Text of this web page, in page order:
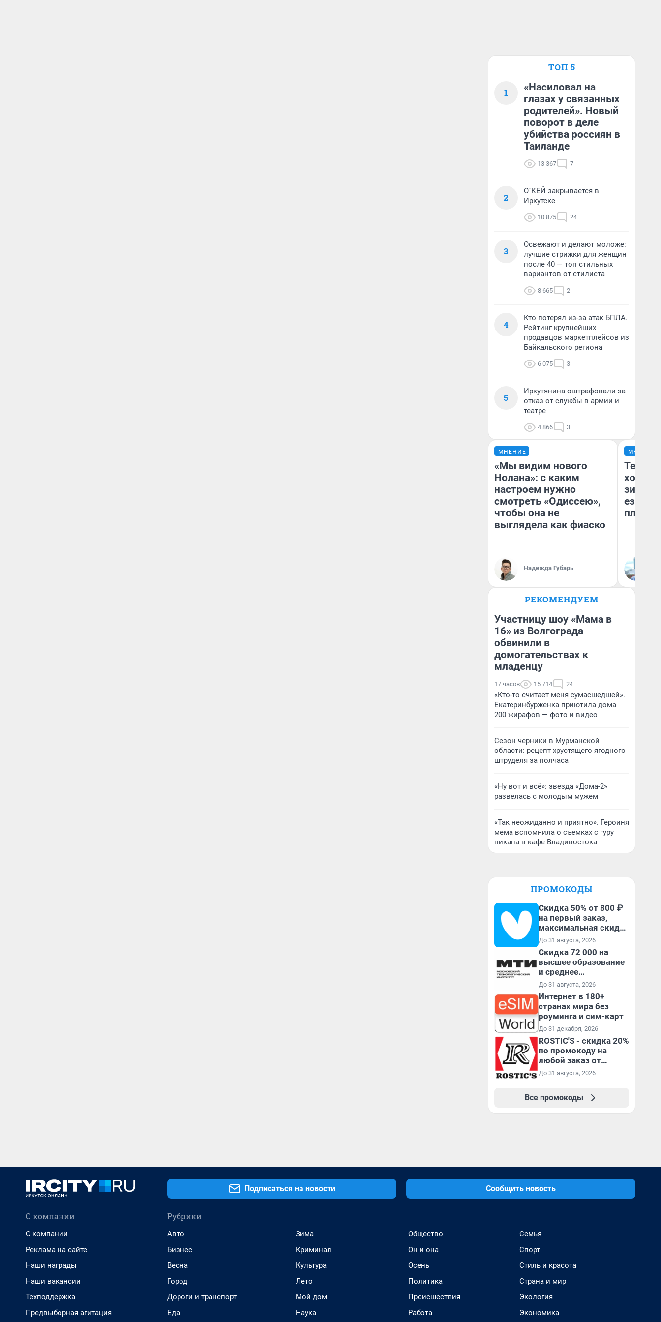
ТОП 5
1
«Насиловал на
глазах у связанных
родителей». Новый
поворот в деле
убийства россиян в
Таиланде
13 367 7
2
О`КЕЙ закрывается в
Иркутске
10 875 24
3
Освежают и делают моложе:
лучшие стрижки для женщин
после 40 — топ стильных
вариантов от стилиста
8 665 2
4
Кто потерял из-за атак БПЛА.
Рейтинг крупнейших
продавцов маркетплейсов из
Байкальского региона
6 075 3
5
Иркутянина оштрафовали за
отказ от службы в армии и
театре
4 866 3
МНЕНИЕ
«Мы видим нового
Нолана»: с каким
настроем нужно
смотреть «Одиссею»,
чтобы она не
выглядела как фиаско
Надежда Губарь
МНЕНИЕ
Тепло
зимой.
ездит
плюсы
РЕКОМЕНДУЕМ
Участницу шоу «Мама в
16» из Волгограда
обвинили в
домогательствах к
младенцу
17 часов 15 714 24
«Кто-то считает меня сумасшедшей».
Екатеринбурженка приютила дома
200 жирафов — фото и видео
Сезон черники в Мурманской
области: рецепт хрустящего ягодного
штруделя за полчаса
«Ну вот и всё»: звезда «Дома-2»
развелась с молодым мужем
«Так неожиданно и приятно». Героиня
мема вспомнила о съемках с гуру
пикапа в кафе Владивостока
ПРОМОКОДЫ
Скидка 50% от 800 ₽
на первый заказ,
максимальная скидка
600 ₽
До 31 августа, 2026
Скидка 72 000 на
высшее образование
и среднее
специальное
образование в
первый год обучения
До 31 августа, 2026
Интернет в 180+
странах мира без
роуминга и сим-карт
До 31 декабря, 2026
ROSTIC'S - скидка 20%
по промокоду на
любой заказ от
3199₽!
До 31 августа, 2026
Все промокоды
Подписаться на новости Сообщить новость
О компании
О компании
Реклама на сайте
Наши награды
Наши вакансии
Техподдержка
Предвыборная агитация
Рубрики
Авто
Бизнес
Весна
Город
Дороги и транспорт
Еда
Зима
Криминал
Культура
Лето
Мой дом
Наука
Общество
Он и она
Осень
Политика
Происшествия
Работа
Семья
Спорт
Стиль и красота
Страна и мир
Экология
Экономика